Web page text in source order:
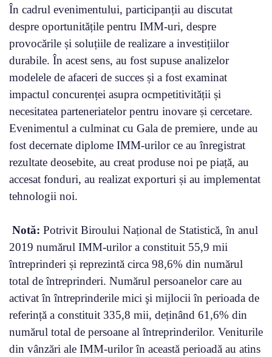
În cadrul evenimentului, participanții au discutat
despre oportunitățile pentru IMM-uri, despre
provocările și soluțiile de realizare a investițiilor
durabile. În acest sens, au fost supuse analizelor
modelele de afaceri de succes și a fost examinat
impactul concurenței asupra ocmpetitivității și
necesitatea parteneriatelor pentru inovare și cercetare.
Evenimentul a culminat cu Gala de premiere, unde au
fost decernate diplome IMM-urilor ce au înregistrat
rezultate deosebite, au creat produse noi pe piață, au
accesat fonduri, au realizat exporturi și au implementat
tehnologii noi.
Notă: Potrivit Biroului Național de Statistică, în anul
2019 numărul IMM-urilor a constituit 55,9 mii
întreprinderi și reprezintă circa 98,6% din numărul
total de întreprinderi. Numărul persoanelor care au
activat în întreprinderile mici şi mijlocii în perioada de
referință a constituit 335,8 mii, deținând 61,6% din
numărul total de persoane al întreprinderilor. Veniturile
din vânzări ale IMM-urilor în această perioadă au atins